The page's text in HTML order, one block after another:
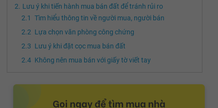
Lưu ý khi tiến hành mua bán đất để tránh rủi ro
Tìm hiểu thông tin về người mua, người bán
Lựa chọn văn phòng công chứng
Lưu ý khi đặt cọc mua bán đất
Không nên mua bán với giấy tờ viết tay